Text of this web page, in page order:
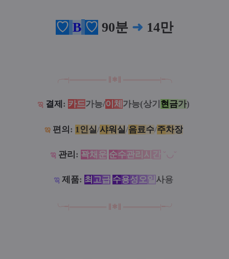
♡ B ♡ 90분 ➜ 14만
╭╼| ════════ ✱ ════════|╾╮
ಇ 결제 : 카드가능/이 체 가능(상기 현 금가)
ఇ 편의 : 1 인실 /샤워 실 /음료수/주차장
ಇ 관리 : 꽉채 운 순수관리 시 간 ˘◡˘
ಇ 제품: 최 고급 수용성 오 일 사용
╰╼| ════════ ✱ ════════| ╾╯